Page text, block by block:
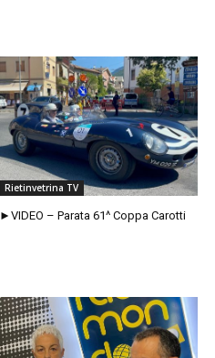
Rietinvetrina TV
►VIDEO – Parata 61^ Coppa Carotti